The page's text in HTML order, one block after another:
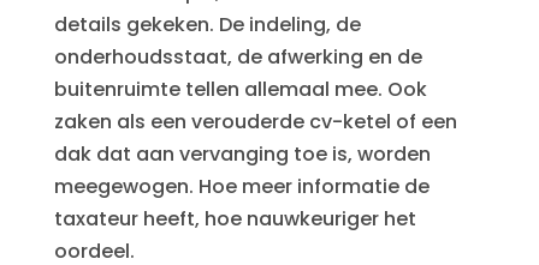
details gekeken. De indeling, de
onderhoudsstaat, de afwerking en de
buitenruimte tellen allemaal mee. Ook
zaken als een verouderde cv-ketel of een
dak dat aan vervanging toe is, worden
meegewogen. Hoe meer informatie de
taxateur heeft, hoe nauwkeuriger het
oordeel.